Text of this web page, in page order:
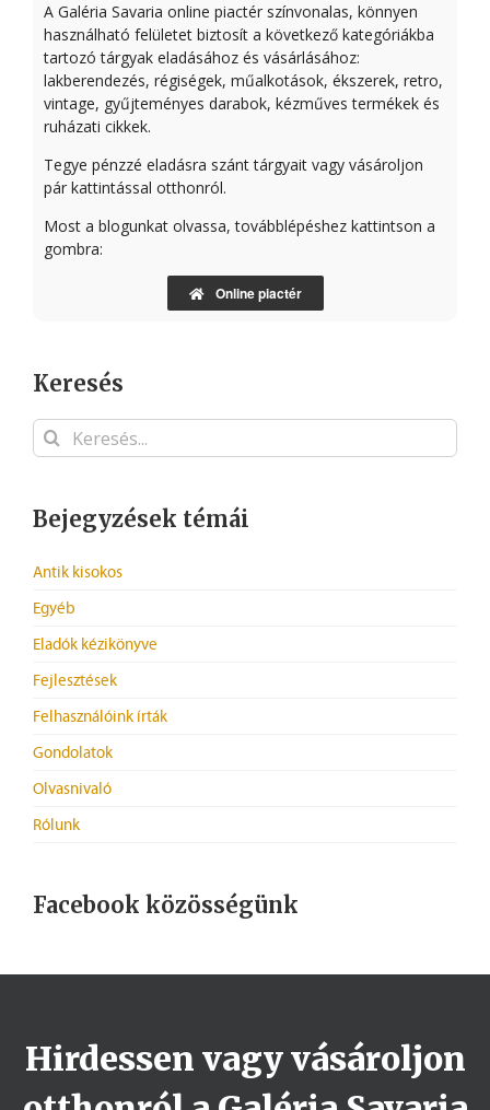
A Galéria Savaria online piactér színvonalas, könnyen
használható felületet biztosít a következő kategóriákba
tartozó tárgyak eladásához és vásárlásához:
lakberendezés, régiségek, műalkotások, ékszerek, retro,
vintage, gyűjteményes darabok, kézműves termékek és
ruházati cikkek.
Tegye pénzzé eladásra szánt tárgyait vagy vásároljon
pár kattintással otthonról.
Most a blogunkat olvassa, továbblépéshez kattintson a
gombra:
Online piactér
Keresés
Keresés...
Bejegyzések témái
Antik kisokos
Egyéb
Eladók kézikönyve
Fejlesztések
Felhasználóink írták
Gondolatok
Olvasnivaló
Rólunk
Facebook közösségünk
Hirdessen vagy vásároljon